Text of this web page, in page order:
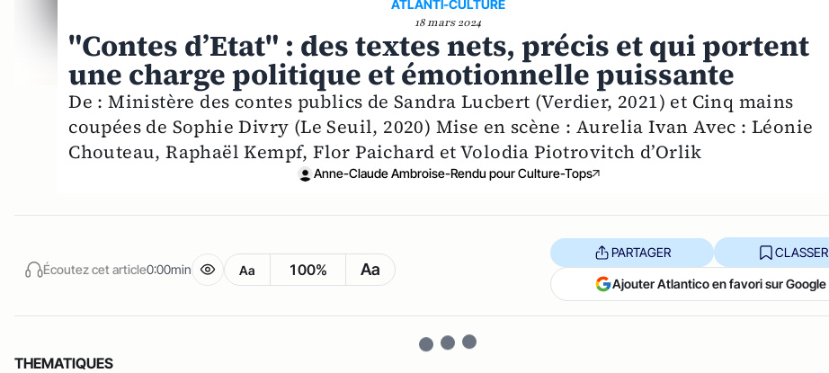
ATLANTI-CULTURE
18 mars 2024
"Contes d’Etat" : des textes nets, précis et qui portent
une charge politique et émotionnelle puissante
De : Ministère des contes publics de Sandra Lucbert (Verdier, 2021) et Cinq mains
coupées de Sophie Divry (Le Seuil, 2020) Mise en scène : Aurelia Ivan Avec : Léonie
Chouteau, Raphaël Kempf, Flor Paichard et Volodia Piotrovitch d’Orlik
Anne-Claude Ambroise-Rendu pour Culture-Tops
Écoutez cet article0:00min Aa 100% Aa
PARTAGER CLASSER
Ajouter Atlantico en favori sur Google
THEMATIQUES